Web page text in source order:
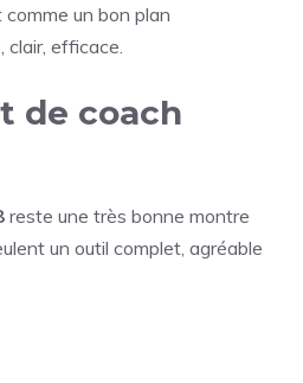
comme un bon plan
clair, efficace.
de coach
reste une très bonne montre
un outil complet, agréable